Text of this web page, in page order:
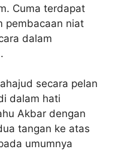
Cuma terdapat
pembacaan niat
dalam
secara pelan
dalam hati
Akbar dengan
tangan ke atas
umumnya